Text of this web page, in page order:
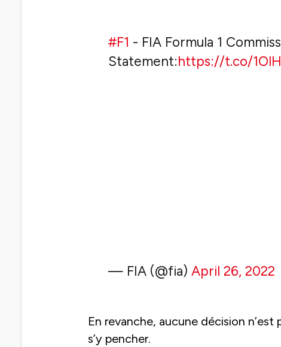
#F1 - FIA Formula 1
Statement:https://t.co/
— FIA (@fia) April 26, 2022
En revanche, aucune décision
s’y pencher.